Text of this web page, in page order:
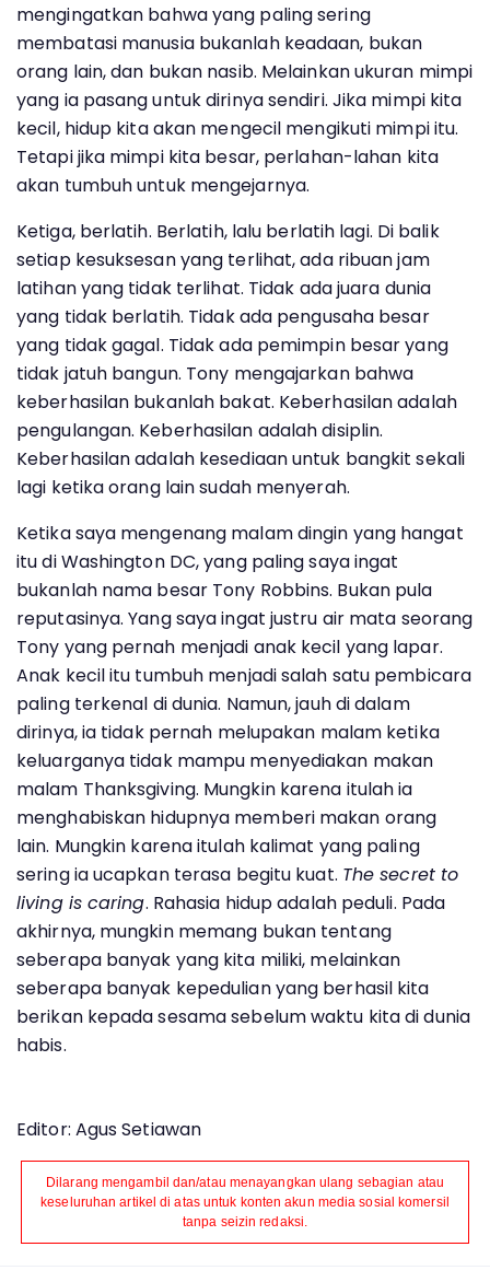
mengingatkan bahwa yang paling sering
membatasi manusia bukanlah keadaan, bukan
orang lain, dan bukan nasib. Melainkan ukuran mimpi
yang ia pasang untuk dirinya sendiri. Jika mimpi kita
kecil, hidup kita akan mengecil mengikuti mimpi itu.
Tetapi jika mimpi kita besar, perlahan-lahan kita
akan tumbuh untuk mengejarnya.
Ketiga, berlatih. Berlatih, lalu berlatih lagi. Di balik
setiap kesuksesan yang terlihat, ada ribuan jam
latihan yang tidak terlihat. Tidak ada juara dunia
yang tidak berlatih. Tidak ada pengusaha besar
yang tidak gagal. Tidak ada pemimpin besar yang
tidak jatuh bangun. Tony mengajarkan bahwa
keberhasilan bukanlah bakat. Keberhasilan adalah
pengulangan. Keberhasilan adalah disiplin.
Keberhasilan adalah kesediaan untuk bangkit sekali
lagi ketika orang lain sudah menyerah.
Ketika saya mengenang malam dingin yang hangat
itu di Washington DC, yang paling saya ingat
bukanlah nama besar Tony Robbins. Bukan pula
reputasinya. Yang saya ingat justru air mata seorang
Tony yang pernah menjadi anak kecil yang lapar.
Anak kecil itu tumbuh menjadi salah satu pembicara
paling terkenal di dunia. Namun, jauh di dalam
dirinya, ia tidak pernah melupakan malam ketika
keluarganya tidak mampu menyediakan makan
malam Thanksgiving. Mungkin karena itulah ia
menghabiskan hidupnya memberi makan orang
lain. Mungkin karena itulah kalimat yang paling
sering ia ucapkan terasa begitu kuat. The secret to
living is caring. Rahasia hidup adalah peduli. Pada
akhirnya, mungkin memang bukan tentang
seberapa banyak yang kita miliki, melainkan
seberapa banyak kepedulian yang berhasil kita
berikan kepada sesama sebelum waktu kita di dunia
habis.
Editor: Agus Setiawan
Dilarang mengambil dan/atau menayangkan ulang sebagian atau
keseluruhan artikel di atas untuk konten akun media sosial komersil
tanpa seizin redaksi.